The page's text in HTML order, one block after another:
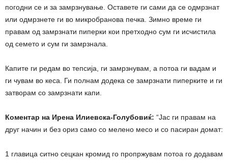
погодни се и за замрзнување. Оставете ги сами да се одмрзнат
или одмрзнете ги во микробранова печка. Зимно време ги
правам од замрзнати пиперки кои претходно сум ги исчистила
од семето и сум ги замрзнала.
Капите ги редам во тепсија, ги замрзнувам, а потоа ги вадам и
ги чувам во кеса. Ги полнам додека се замрзнати пиперките и ги
затворам со замрзнати капи.
Коментар на Ирена Илиевска-Голубовиќ: “Јас ги правам на
друг начин и без ориз само со мелено месо и со пасиран домат:
1 главица ситно сецкан кромид го пропржувам потоа го додавам